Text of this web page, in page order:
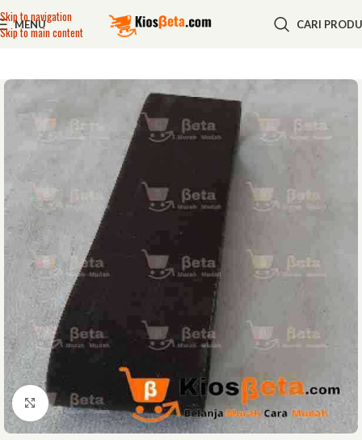
Skip to navigation
Skip to main content
MENU CARI
Click to enlarge